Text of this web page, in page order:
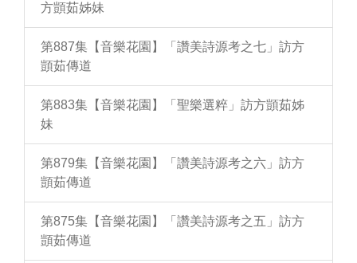
方顗茹姊妹
第887集【音樂花園】「讚美詩源考之七」訪方
顗茹傳道
第883集【音樂花園】「聖樂選粹」訪方顗茹姊
妹
第879集【音樂花園】「讚美詩源考之六」訪方
顗茹傳道
第875集【音樂花園】「讚美詩源考之五」訪方
顗茹傳道